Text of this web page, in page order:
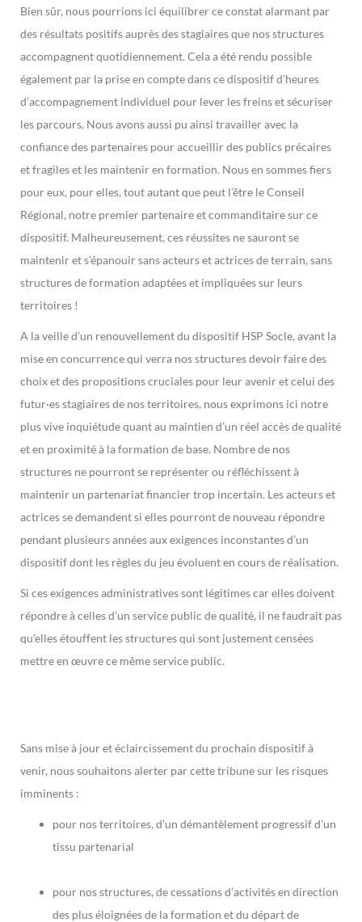
Bien sûr, nous pourrions ici équilibrer ce constat alarmant par
des résultats positifs auprès des stagiaires que nos structures
accompagnent quotidiennement. Cela a été rendu possible
également par la prise en compte dans ce dispositif d’heures
d’accompagnement individuel pour lever les freins et sécuriser
les parcours. Nous avons aussi pu ainsi travailler avec la
confiance des partenaires pour accueillir des publics précaires
et fragiles et les maintenir en formation. Nous en sommes fiers
pour eux, pour elles, tout autant que peut l’être le Conseil
Régional, notre premier partenaire et commanditaire sur ce
dispositif. Malheureusement, ces réussites ne sauront se
maintenir et s’épanouir sans acteurs et actrices de terrain, sans
structures de formation adaptées et impliquées sur leurs
territoires !
A la veille d’un renouvellement du dispositif HSP Socle, avant la
mise en concurrence qui verra nos structures devoir faire des
choix et des propositions cruciales pour leur avenir et celui des
futur·es stagiaires de nos territoires, nous exprimons ici notre
plus vive inquiétude quant au maintien d’un réel accès de qualité
et en proximité à la formation de base. Nombre de nos
structures ne pourront se représenter ou réfléchissent à
maintenir un partenariat financier trop incertain. Les acteurs et
actrices se demandent si elles pourront de nouveau répondre
pendant plusieurs années aux exigences inconstantes d’un
dispositif dont les règles du jeu évoluent en cours de réalisation.
Si ces exigences administratives sont légitimes car elles doivent
répondre à celles d’un service public de qualité, il ne faudrait pas
qu’elles étouffent les structures qui sont justement censées
mettre en œuvre ce même service public.
Sans mise à jour et éclaircissement du prochain dispositif à
venir, nous souhaitons alerter par cette tribune sur les risques
imminents :
pour nos territoires, d’un démantèlement progressif d’un
tissu partenarial
pour nos structures, de cessations d’activités en direction
des plus éloignées de la formation et du départ de